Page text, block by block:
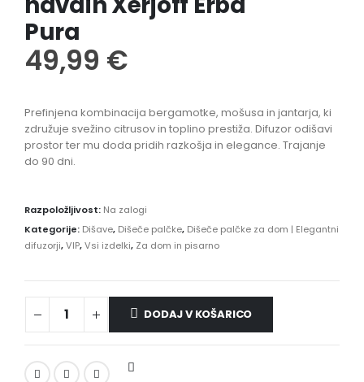
Pura
49,99 €
Prefinjena kombinacija bergamotke, mošusa in jantarja, ki
združuje svežino citrusov in toplino prestiža. Difuzor odišavi
prostor ter mu doda pridih razkošja in elegance. Trajanje
do 90 dni.
Razpoložljivost: Na zalogi
Kategorije: Dišave, Dišeče palčke, Dišeče palčke za dom | Elegantni
difuzorji,VIP,Vsi izdelki, Za dom in pisarno
DODAJ V KOŠARICO